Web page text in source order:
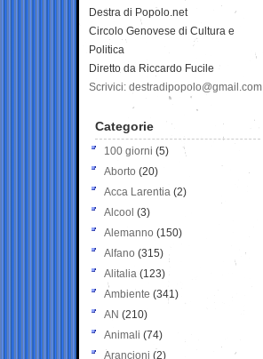
Destra di Popolo.net
Circolo Genovese di Cultura e
Politica
Diretto da Riccardo Fucile
Scrivici: destradipopolo@gmail.com
Categorie
100 giorni (5)
Aborto (20)
Acca Larentia (2)
Alcool (3)
Alemanno (150)
Alfano (315)
Alitalia (123)
Ambiente (341)
AN (210)
Animali (74)
Arancioni (2)